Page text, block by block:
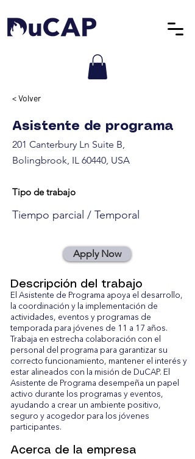
< Volver
Asistente de programa
201 Canterbury Ln Suite B,
Bolingbrook, IL 60440, USA
Tipo de trabajo
Tiempo parcial / Temporal
Apply Now
Descripción del trabajo
El Asistente de Programa apoya el desarrollo,
la coordinación y la implementación de
actividades, eventos y programas de
temporada para jóvenes de 11 a 17 años.
Trabaja en estrecha colaboración con el
personal del programa para garantizar su
correcto funcionamiento, mantener el interés y
estar alineados con la misión de DuCAP. El
Asistente de Programa desempeña un papel
activo durante los programas y eventos,
ayudando a crear un ambiente positivo,
seguro y acogedor para los jóvenes
participantes.
Acerca de la empresa